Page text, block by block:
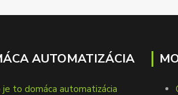
AUTOMATIZÁCIA
je to domáca automatizácia